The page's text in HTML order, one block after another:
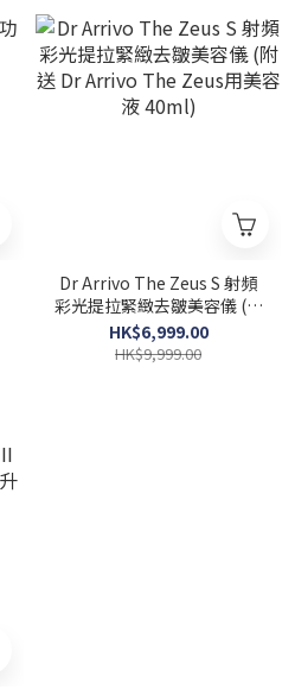
Dr Arrivo The Zeus S 射頻
彩光提拉緊緻去皺美容儀 (附
送 Dr Arrivo The Zeus用美
容液 40ml)
HK$6,999.00
HK$9,999.00